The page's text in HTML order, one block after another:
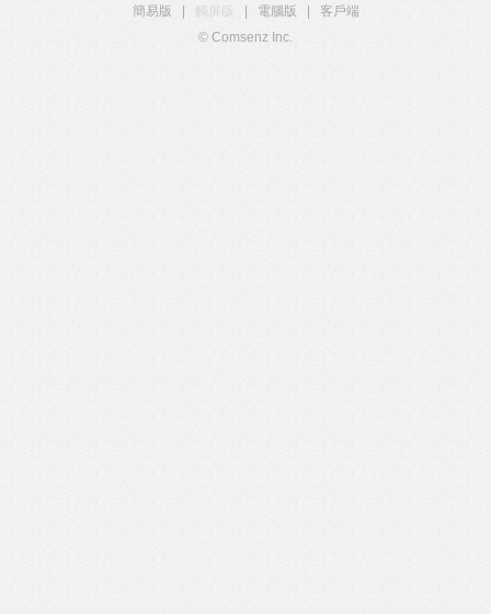
簡易版
觸屏版 電腦版
客戶端
© Comsenz Inc.